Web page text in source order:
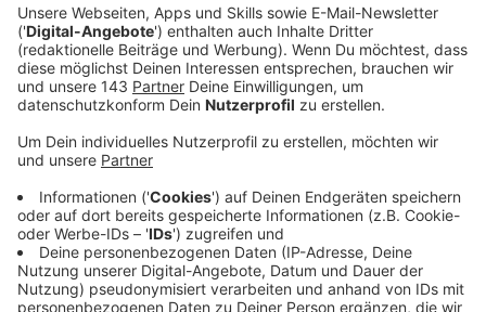
Verkehrsbehinderungen.
Veröffentlicht:Mittwoch, 04.12.2019 05:59
Anzeige
Feuerwehr hatte Warnung ausgesprochen
Anzeige
Über Wengern in Richtung Witten zog laut Feuerwehr